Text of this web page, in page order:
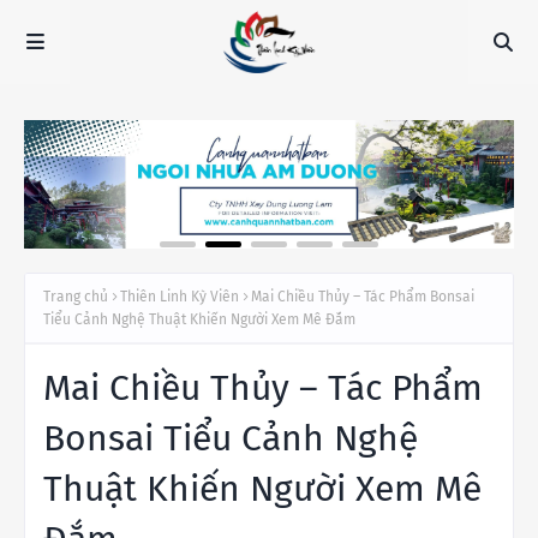
Trang chủ Thiên Linh Kỳ Viên
Mai Chiều Thủy – Tác Phẩm Bonsai
Tiểu Cảnh Nghệ Thuật Khiến Người Xem Mê Đắm
Mai Chiều Thủy – Tác Phẩm
Bonsai Tiểu Cảnh Nghệ
Thuật Khiến Người Xem Mê